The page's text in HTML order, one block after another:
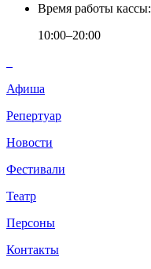
Время работы кассы:
10:00–20:00
Афиша
Репертуар
Новости
Фестивали
Театр
Персоны
Контакты